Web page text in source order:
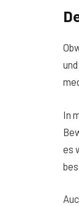
In
es